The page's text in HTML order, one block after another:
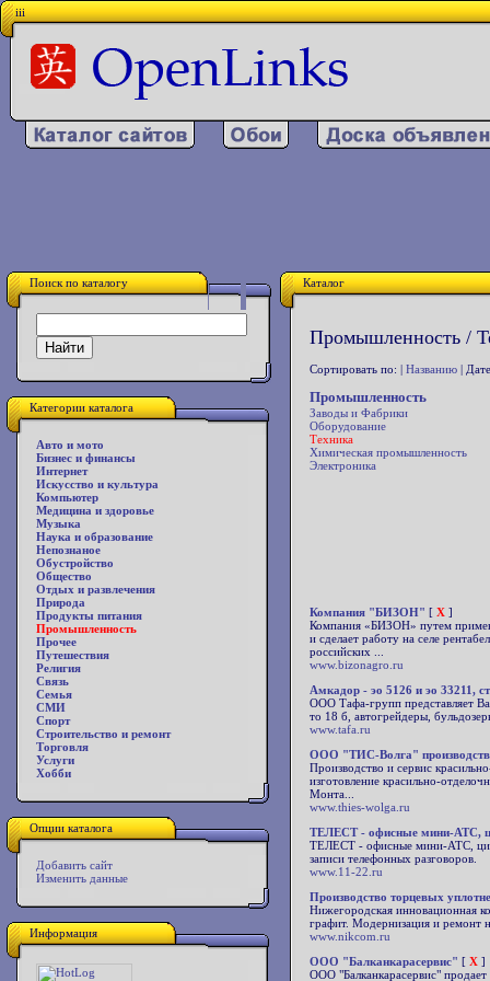
iii
Поиск по каталогу
Категории каталога
Авто и мото
Бизнес и финансы
Интернет
Искусство и культура
Компьютер
Медицина и здоровье
Музыка
Наука и образование
Непознаное
Обустройство
Общество
Отдых и развлечения
Природа
Продукты питания
Промышленность
Прочее
Путешествия
Религия
Связь
Семья
СМИ
Спорт
Строительство и ремонт
Торговля
Услуги
Хобби
Опции каталога
Добавить сайт
Изменить данные
Информация
Каталог
Промышленность /
Сортировать по: | Названию |
Промышленность
Заводы и Фабрики
Оборудование
Техника
Химическая промышленность
Электроника
Компания "БИЗОН" [ X ]
Компания «БИЗОН» путем
и сделает работу на селе
российских ...
www.bizonagro.ru
Амкадор - эо 5126 и эо 33211,
ООО Тафа-групп представляет
то 18 б, автогрейдеры,
www.tafa.ru
ООО "ТИС-Волга"
Производство и сервис
изготовление красильно-
Монта...
www.thies-wolga.ru
ТЕЛЕСТ - офисные мини-АТС,
ТЕЛЕСТ - офисные мини-АТС,
записи телефонных разговоров.
www.11-22.ru
Производство торцевых
Нижегородская инновационная
графит. Модернизация и ремонт
www.nikcom.ru
ООО "Балканкарасервис" [ X ]
ООО "Балканкарасервис" продает